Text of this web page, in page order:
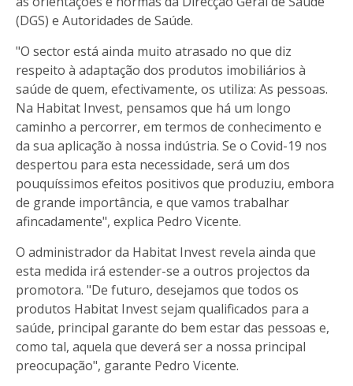
(DGS) e Autoridades de Saúde.
"O sector está ainda muito atrasado no que diz
respeito à adaptação dos produtos imobiliários à
saúde de quem, efectivamente, os utiliza: As pessoas.
Na Habitat Invest, pensamos que há um longo
caminho a percorrer, em termos de conhecimento e
da sua aplicação à nossa indústria. Se o Covid-19 nos
despertou para esta necessidade, será um dos
pouquíssimos efeitos positivos que produziu, embora
de grande importância, e que vamos trabalhar
afincadamente", explica Pedro Vicente.
O administrador da Habitat Invest revela ainda que
esta medida irá estender-se a outros projectos da
promotora. "De futuro, desejamos que todos os
produtos Habitat Invest sejam qualificados para a
saúde, principal garante do bem estar das pessoas e,
como tal, aquela que deverá ser a nossa principal
preocupação", garante Pedro Vicente.